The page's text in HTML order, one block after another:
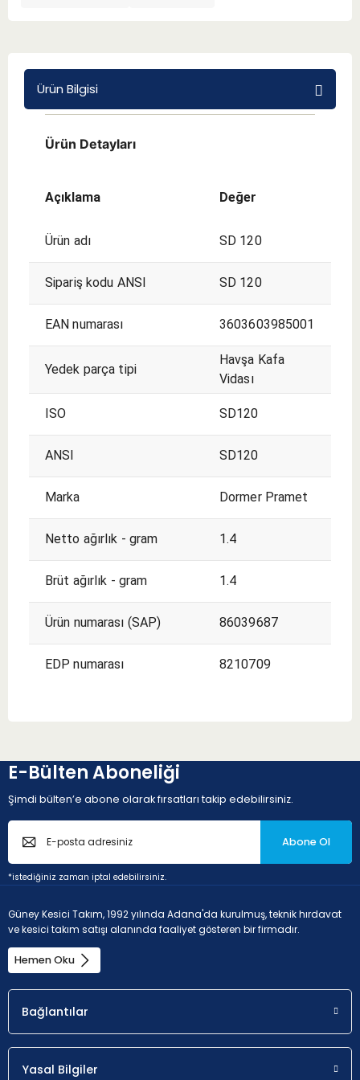
Ürün Bilgisi
Ürün Detayları
Açıklama Değer
Ürün adı SD 120
Sipariş kodu ANSI SD 120
EAN numarası 3603603985001
Yedek parça tipi
Havşa Kafa
Vidası
ISO SD120
ANSI SD120
Marka Dormer Pramet
Netto ağırlık - gram 1.4
Brüt ağırlık - gram 1.4
Ürün numarası (SAP) 86039687
EDP numarası 8210709
E-Bülten Aboneliği
Şimdi bülten’e abone olarak fırsatları takip edebilirsiniz.
Abone Ol
*istediğiniz zaman iptal edebilirsiniz.
Güney Kesici Takım, 1992 yılında Adana'da kurulmuş, teknik hırdavat
ve kesici takım satışı alanında faaliyet gösteren bir firmadır.
Hemen Oku
Bağlantılar
Yasal Bilgiler